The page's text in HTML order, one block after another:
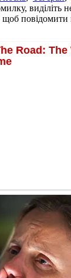
виділіть
щоб